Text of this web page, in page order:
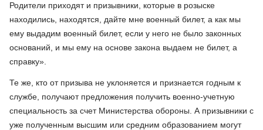
Родители приходят и призывники, которые в розыске
находились, находятся, дайте мне военный билет, а как мы
ему выдадим военный билет, если у него не было законных
оснований, и мы ему на основе закона выдаем не билет, а
справку».
Те же, кто от призыва не уклоняется и признается годным к
службе, получают предложения получить военно-учетную
специальность за счет Министерства обороны. А призывники с
уже полученным высшим или средним образованием могут